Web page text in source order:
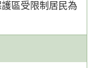
區受限制居民為